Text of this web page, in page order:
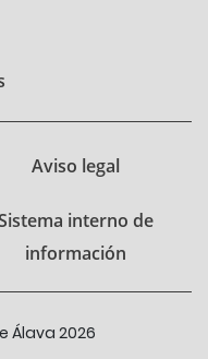
Aviso legal
interno de
información
Álava 2026